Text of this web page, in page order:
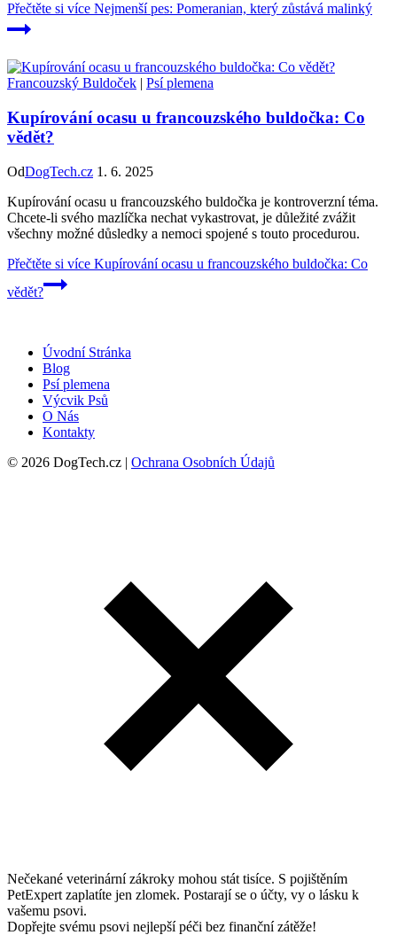
Přečtěte si více Nejmenší pes: Pomeranian, který zůstává malinký
Francouzský Buldoček | Psí plemena
Kupírování ocasu u francouzského buldočka: Co
vědět?
OdDogTech.cz 1. 6. 2025
Kupírování ocasu u francouzského buldočka je kontroverzní téma.
Chcete-li svého mazlíčka nechat vykastrovat, je důležité zvážit
všechny možné důsledky a nemoci spojené s touto procedurou.
Přečtěte si více Kupírování ocasu u francouzského buldočka: Co
vědět?
Úvodní Stránka
Blog
Psí plemena
Výcvik Psů
O Nás
Kontakty
© 2026 DogTech.cz | Ochrana Osobních Údajů
Nečekané veterinární zákroky mohou stát tisíce. S pojištěním
PetExpert zaplatíte jen zlomek. Postarají se o účty, vy o lásku k
vašemu psovi.
Dopřejte svému psovi nejlepší péči bez finanční zátěže!